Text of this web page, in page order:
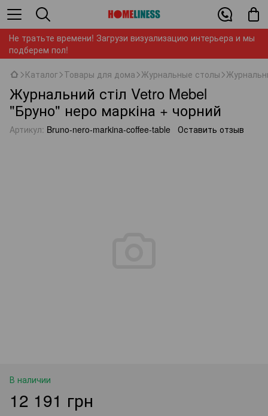
Не тратьте времени! Загрузи визуализацию интерьера и мы
подберем пол!
Каталог Товары для дома Журнальные столы
Журнальний стіл Vetro Mebel
"Бруно" неро маркіна + чорний
Артикул: Bruno-nero-markina-coffee-table Оставить отзыв
В наличии
12 191 грн